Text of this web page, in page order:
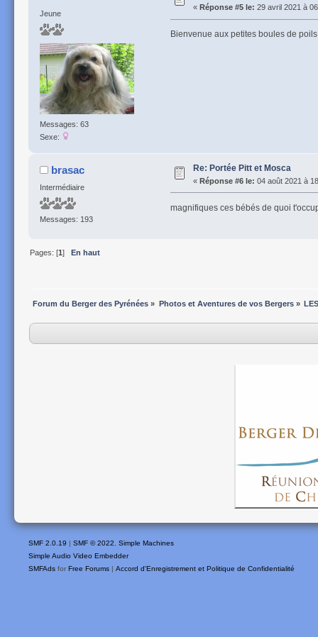
Jeune
Messages: 63
Sexe:
« Réponse #5 le: 29 avril 2021 à
Bienvenue aux petites boules de
brasac
Intermédiaire
Messages: 193
Re: Portée Pitt et Mosca
« Réponse #6 le: 04 août 2021 à
magnifiques ces bébés de quoi
Pages: [1]En haut
Forum du Berger des Pyrénées » Photos et Aventures de vos Bergers»
SMF 2.0.19 | SMF © 2022
Simple Machines
Simple Audio Video Embedder
SMFAds for Free Forums | Accord d'Enregistrement et Politique de Confidentialité